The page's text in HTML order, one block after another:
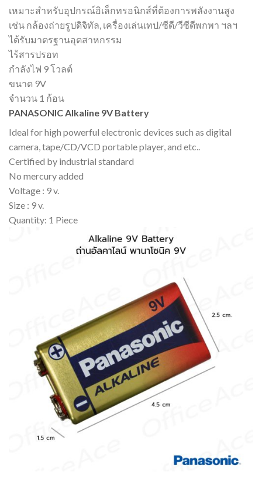
เหมาะสำหรับอุปกรณ์อิเล็กทรอนิกส์ที่ต้องการพลังงานสูง
เช่น กล้องถ่ายรูปดิจิทัล, เครื่องเล่นเทป/ซีดี/วีซีดีพกพา ฯลฯ
ได้รับมาตรฐานอุตสาหกรรม
ไร้สารปรอท
กำลังไฟ 9 โวลต์
ขนาด 9V
จำนวน 1 ก้อน
PANASONIC Alkaline 9V Battery
Ideal for high powerful electronic devices such as digital
camera, tape/CD/VCD portable player, and etc..
Certified by industrial standard
No mercury added
Voltage : 9 v.
Size : 9 v.
Quantity: 1 Piece